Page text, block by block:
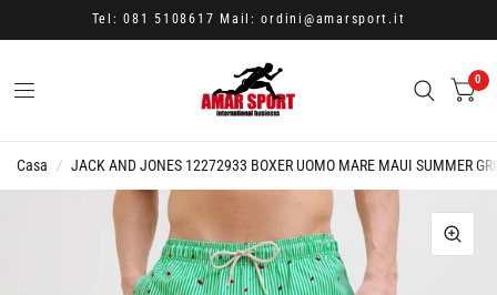
Tel: 081 5108617 Mail: ordini@amarsport.it
0
Casa / JACK AND JONES 12272933 BOXER UOMO MARE MAUI SUMMER